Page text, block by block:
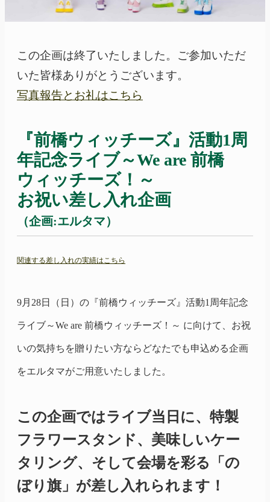
この企画は終了いたしました。ご参加いただ
いた皆様ありがとうございます。
写真報告とお礼はこちら
『前橋ウィッチーズ』 活動1周
年記念ライブ～We are 前橋
ウィッチーズ！～
お祝い差し入れ企画
（企画:エルタマ）
関連する差し入れの実績はこちら
9月28日（日）の 『前橋ウィッチーズ』 活動1周年記念
ライブ～We are 前橋ウィッチーズ！～ に向けて、お祝
いの気持ちを贈りたい方ならどなたでも申込める企画
をエルタマがご用意いたしました。
この企画ではライブ当日に、特製
フラワースタンド、美味しいケー
タリング、そして会場を彩る「の
ぼり旗」が差し入れられます！